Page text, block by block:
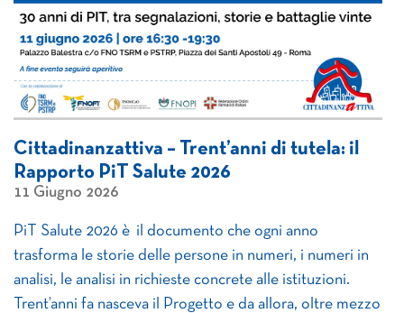
Cittadinanzattiva – Trent’anni di tutela: il
Rapporto PiT Salute 2026
11 Giugno 2026
PiT Salute 2026 è il documento che ogni anno
trasforma le storie delle persone in numeri, i numeri in
analisi, le analisi in richieste concrete alle istituzioni.
Trent’anni fa nasceva il Progetto e da allora, oltre mezzo